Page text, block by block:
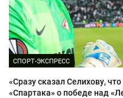
СПОРТ-ЭКСПРЕСС
«Сразу сказал Селихову,
«Спартака» о победе над